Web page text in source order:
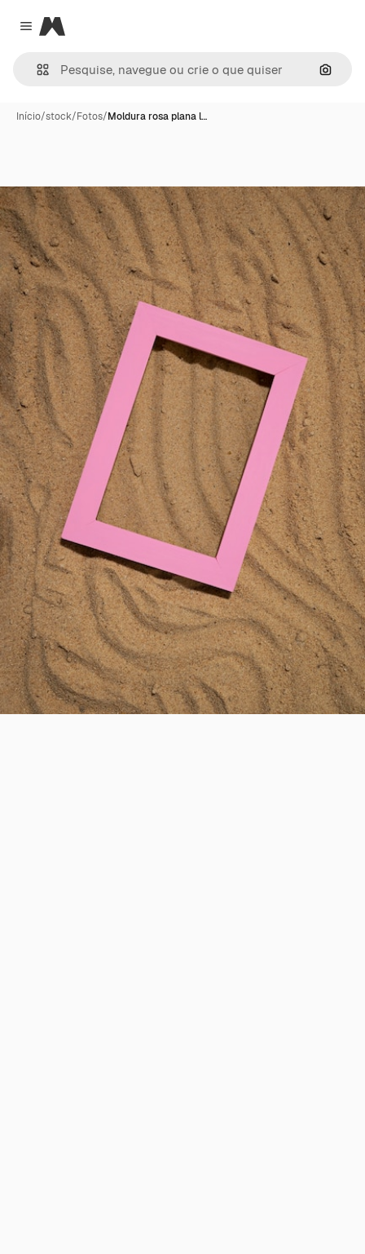
Close menu
Magnific
Início/stock/Fotos/Moldura rosa plana l…